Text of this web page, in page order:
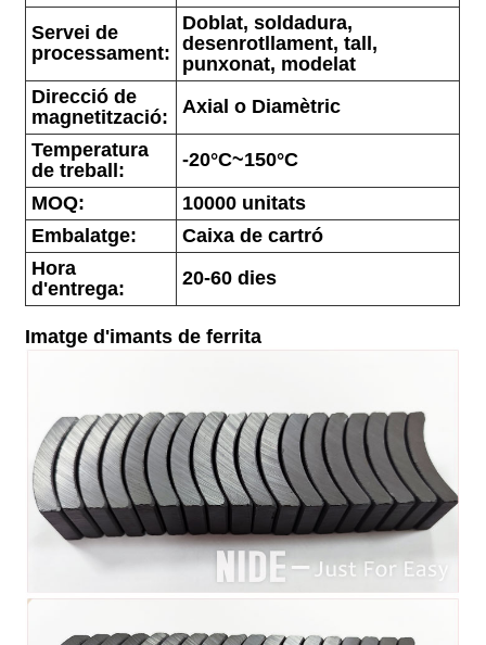
Servei de
processament:
Doblat, soldadura,
desenrotllament, tall,
punxonat, modelat
Direcció de
magnetització:
Axial o Diamètric
Temperatura
de treball:
-20°C~150°C
MOQ:
10000 unitats
Embalatge:
Caixa de cartró
Hora
d'entrega:
20-60 dies
Imatge d'imants de ferrita